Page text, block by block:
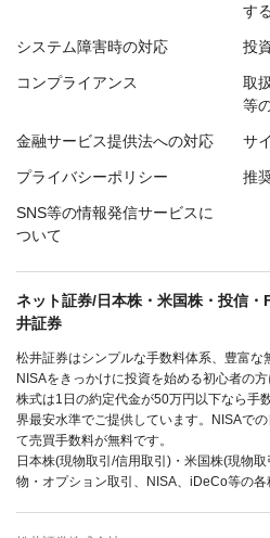
す
システム障害時の対応 投
コンプライアンス
取
等
金融サービス提供法への対応 サ
プライバシーポリシー 推
SNS等の情報発信サービスに
ついて
ネット証券/日本株・米国株・投信
井証券
松井証券はシンプルな手数料体系、豊富な
NISAをきっかけに投資を始める初心者の方
株式は1日の約定代金が50万円以下なら手
界最安水準でご提供しています。NISAで
て売買手数料が無料です。
日本株(現物取引/信用取引)・米国株(現物
物・オプション取引、NISA、iDeCo等の各